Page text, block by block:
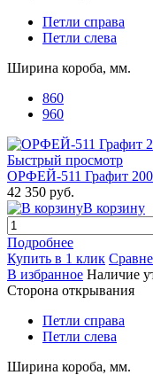
Петли справа
Петли слева
Ширина короба, мм.
860
960
Быстрый просмотр
ОРФЕЙ-511 Графит 200
42 350 руб.
В корзину
Подробнее
Купить в 1 клик
В избранное Наличие
Сторона открывания
Петли справа
Петли слева
Ширина короба, мм.